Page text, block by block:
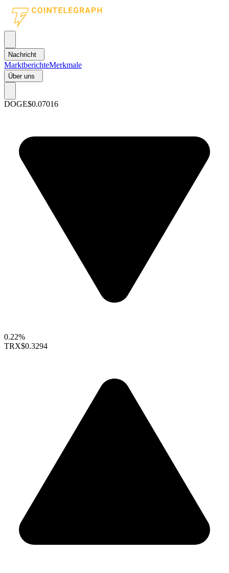
Nachricht
MarktberichteMerkmale
Über uns
DOGE$0.07016
0.22%
TRX$0.3294